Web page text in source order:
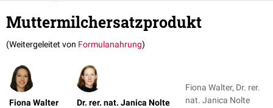
Muttermilchersatzprodukt
(Weitergeleitet von Formulanahrung)
Fiona Walter Dr. rer. nat. Janica Nolte
Fiona Walter, Dr. rer.
nat. Janica Nolte